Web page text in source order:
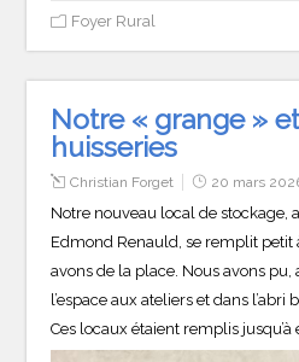
Foyer Rural
Notre « grange »
huisseries
Christian Forget 20 mars
Notre nouveau local de stockage,
Edmond Renauld, se remplit petit
avons de la place. Nous avons pu,
l’espace aux ateliers et dans l’abri
Ces locaux étaient remplis jusqu’à